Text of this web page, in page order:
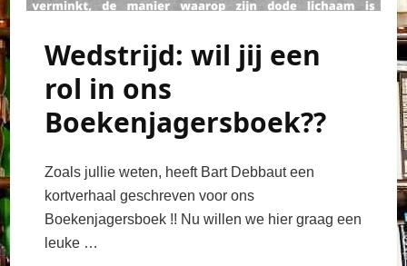
Wedstrijd: wil jij een
rol in ons
Boekenjagersboek??
Zoals jullie weten, heeft Bart Debbaut een
kortverhaal geschreven voor ons
Boekenjagersboek !! Nu willen we hier graag een
leuke …